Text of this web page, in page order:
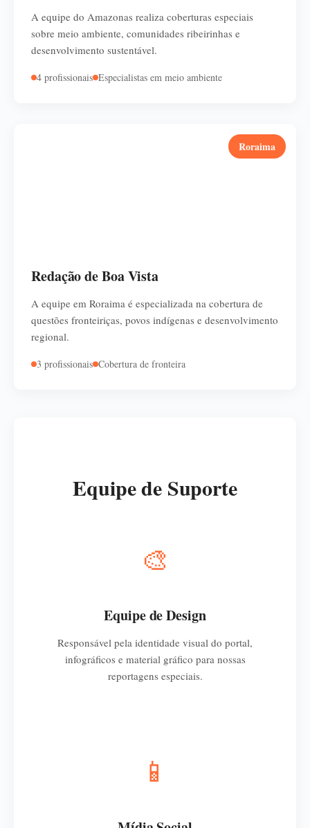
A equipe do Amazonas realiza coberturas especiais
sobre meio ambiente, comunidades ribeirinhas e
desenvolvimento sustentável.
4 profissionais Especialistas em meio ambiente
Roraima
Redação de Boa Vista
A equipe em Roraima é especializada na cobertura de
questões fronteiriças, povos indígenas e desenvolvimento
regional.
3 profissionais Cobertura de fronteira
Equipe de Suporte
🎨
Equipe de Design
Responsável pela identidade visual do portal,
infográficos e material gráfico para nossas
reportagens especiais.
📱